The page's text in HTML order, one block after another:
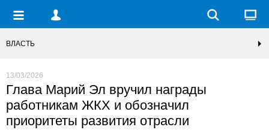
ВЛАСТЬ
13/03/2026
Глава Марий Эл вручил награды
работникам ЖКХ и обозначил
приоритеты развития отрасли